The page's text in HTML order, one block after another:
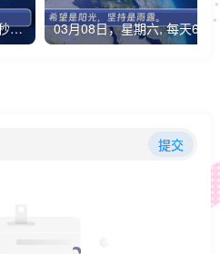
04月06日，星期六, 每天60秒读懂全世界！
提交